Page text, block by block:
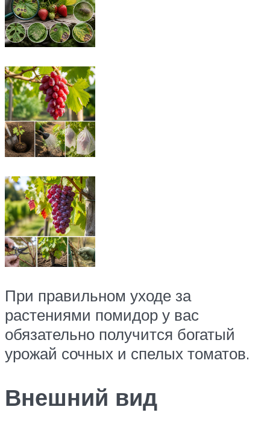
При правильном уходе за
растениями помидор у вас
обязательно получится богатый
урожай сочных и спелых томатов.
Внешний вид